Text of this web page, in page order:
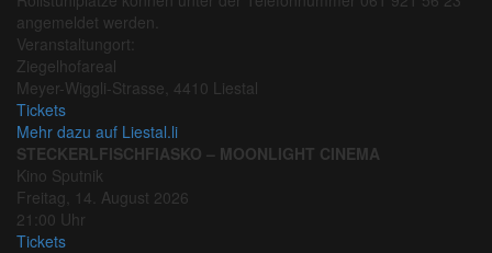
angemeldet werden.
Veranstaltungort:
Ziegelhofareal
Meyer-Wiggli-Strasse, 4410 Liestal
Tickets
Mehr dazu auf Liestal.li
STECKERLFISCHFIASKO – MOONLIGHT CINEMA
Kino Sputnik
Freitag, 14. August 2026
21:00 Uhr
Tickets